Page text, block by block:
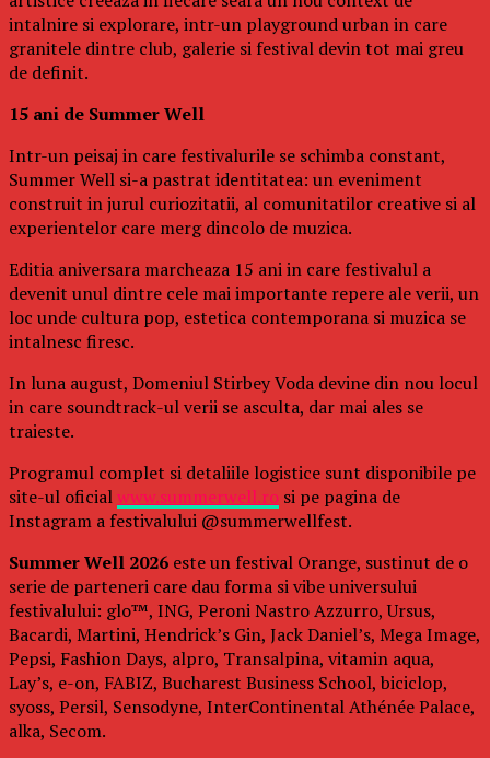
intalnire si explorare, intr-un playground urban in care
granitele dintre club, galerie si festival devin tot mai greu
de definit.
15 ani de Summer Well
Intr-un peisaj in care festivalurile se schimba constant,
Summer Well si-a pastrat identitatea: un eveniment
construit in jurul curiozitatii, al comunitatilor creative si al
experientelor care merg dincolo de muzica.
Editia aniversara marcheaza 15 ani in care festivalul a
devenit unul dintre cele mai importante repere ale verii, un
loc unde cultura pop, estetica contemporana si muzica se
intalnesc firesc.
In luna august, Domeniul Stirbey Voda devine din nou locul
in care soundtrack-ul verii se asculta, dar mai ales se
traieste.
Programul complet si detaliile logistice sunt disponibile pe
site-ul oficialwww.summerwell.ro si pe pagina de
Instagram a festivalului @summerwellfest.
Summer Well 2026 este un festival Orange, sustinut de o
serie de parteneri care dau forma si vibe universului
festivalului: glo™, ING, Peroni Nastro Azzurro, Ursus,
Bacardi, Martini, Hendrick’s Gin, Jack Daniel’s, Mega Image,
Pepsi, Fashion Days, alpro, Transalpina, vitamin aqua,
Lay’s, e-on, FABIZ, Bucharest Business School, biciclop,
syoss, Persil, Sensodyne, InterContinental Athénée Palace,
alka, Secom.